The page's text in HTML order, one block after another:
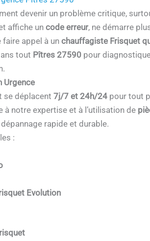
devenir un problème critique,
affiche un code erreur, ne démarre
appel à un chauffagiste Frisquet
tout Pîtres 27590pour
Urgence
se déplacent 7j/7 et 24h/24pour tout
à notre expertise et à l’utilisation de
rapide et durable.
:
Evolution